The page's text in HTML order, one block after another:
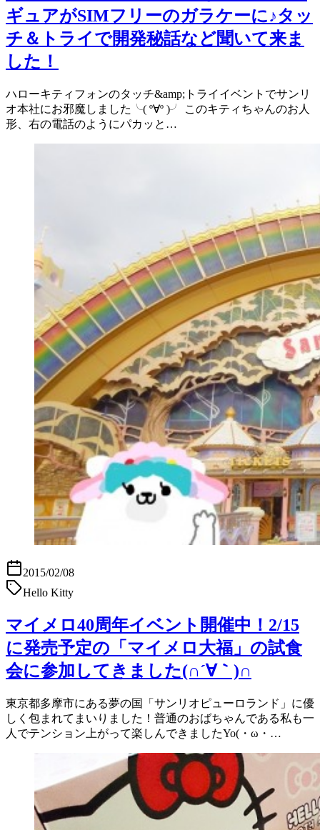
ギュアがSIMフリーのガラケーに♪タッ
チ＆トライで開発秘話など聞いて来ま
した！
ハローキティフォンのタッチ&amp;トライイベントでサンリ
オ本社にお邪魔しました╰( º∀º )╯ このキティちゃんのお人
形、右の電話のようにパカッと…
2015/02/08
Hello Kitty
マイメロ40周年イベント開催中！2/15
に発売予定の「マイメロ大福」の試食
会に参加してきました(∩´∀｀)∩
東京都多摩市にある夢の国「サンリオピューロランド」に優
しく包まれてまいりました！普通のおばちゃんである私も一
人でテンション上がって楽しんできましたYo(・ω・…